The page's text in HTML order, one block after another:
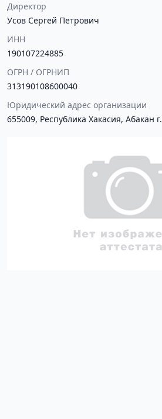
Директор
Усов Сергей Петрович
ИНН
190107224885
ОГРН / ОГРНИП
313190108600040
Юридический адрес организации
655009, Республика Хакасия, Абакан г.